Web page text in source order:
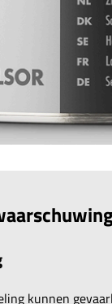
kunnen